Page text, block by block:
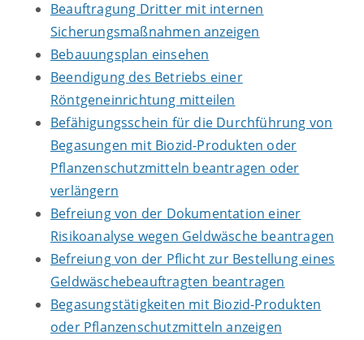
Beauftragung Dritter mit internen
Sicherungsmaßnahmen anzeigen
Bebauungsplan einsehen
Beendigung des Betriebs einer
Röntgeneinrichtung mitteilen
Befähigungsschein für die Durchführung von
Begasungen mit Biozid-Produkten oder
Pflanzenschutzmitteln beantragen oder
verlängern
Befreiung von der Dokumentation einer
Risikoanalyse wegen Geldwäsche beantragen
Befreiung von der Pflicht zur Bestellung eines
Geldwäschebeauftragten beantragen
Begasungstätigkeiten mit Biozid-Produkten
oder Pflanzenschutzmitteln anzeigen